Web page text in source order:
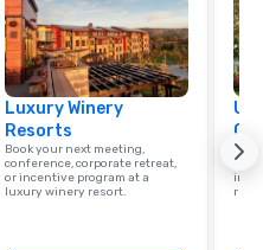
Luxury Winery
Resorts
Book your next meeting,
conference, corporate retreat,
or incentive program at a
luxury winery resort.
Find